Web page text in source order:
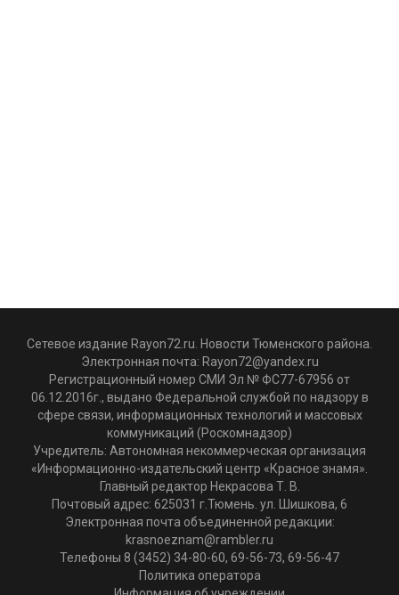
Сетевое издание Rayon72.ru. Новости Тюменского района.
Электронная почта: Rayon72@yandex.ru
Регистрационный номер СМИ Эл № ФС77-67956 от
06.12.2016г., выдано Федеральной службой по надзору в
сфере связи, информационных технологий и массовых
коммуникаций (Роскомнадзор)
Учредитель: Автономная некоммерческая организация
«Информационно-издательский центр «Красное знамя».
Главный редактор Некрасова Т. В.
Почтовый адрес: 625031 г.Тюмень. ул. Шишкова, 6
Электронная почта объединенной редакции:
krasnoeznam@rambler.ru
Телефоны 8 (3452) 34-80-60, 69-56-73, 69-56-47
Политика оператора